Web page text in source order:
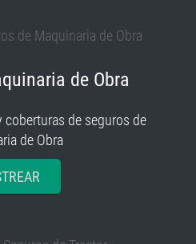
de Obra
coberturas de seguros de
de Obra